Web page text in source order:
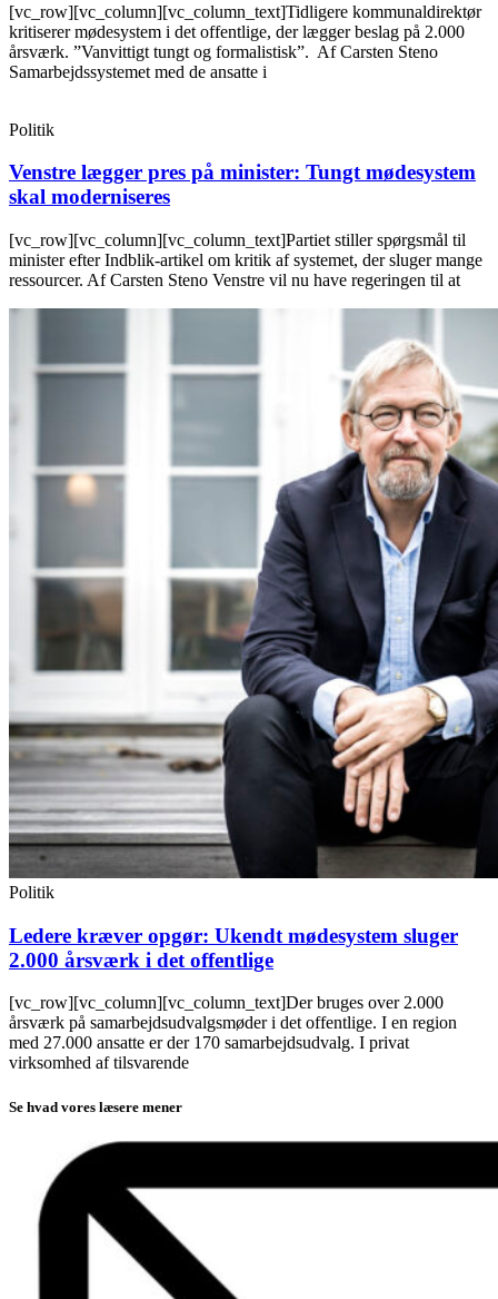
[vc_row][vc_column][vc_column_text]Tidligere kommunaldirektør
kritiserer mødesystem i det offentlige, der lægger beslag på 2.000
årsværk. ”Vanvittigt tungt og formalistisk”. Af Carsten Steno
Samarbejdssystemet med de ansatte i
Politik
Venstre lægger pres på minister: Tungt mødesystem
skal moderniseres
[vc_row][vc_column][vc_column_text]Partiet stiller spørgsmål til
minister efter Indblik-artikel om kritik af systemet, der sluger mange
ressourcer. Af Carsten Steno Venstre vil nu have regeringen til at
Politik
Ledere kræver opgør: Ukendt mødesystem sluger
2.000 årsværk i det offentlige
[vc_row][vc_column][vc_column_text]Der bruges over 2.000
årsværk på samarbejdsudvalgsmøder i det offentlige. I en region
med 27.000 ansatte er der 170 samarbejdsudvalg. I privat
virksomhed af tilsvarende
Se hvad vores læsere mener